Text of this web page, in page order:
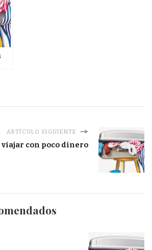
ARTÍCULO SIGUIENTE
viajar con poco dinero